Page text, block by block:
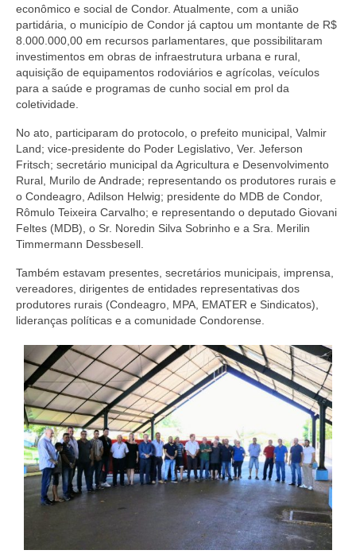
econômico e social de Condor. Atualmente, com a união
partidária, o município de Condor já captou um montante de R$
8.000.000,00 em recursos parlamentares, que possibilitaram
investimentos em obras de infraestrutura urbana e rural,
aquisição de equipamentos rodoviários e agrícolas, veículos
para a saúde e programas de cunho social em prol da
coletividade.
No ato, participaram do protocolo, o prefeito municipal, Valmir
Land; vice-presidente do Poder Legislativo, Ver. Jeferson
Fritsch; secretário municipal da Agricultura e Desenvolvimento
Rural, Murilo de Andrade; representando os produtores rurais e
o Condeagro, Adilson Helwig; presidente do MDB de Condor,
Rômulo Teixeira Carvalho; e representando o deputado Giovani
Feltes (MDB), o Sr. Noredin Silva Sobrinho e a Sra. Merilin
Timmermann Dessbesell.
Também estavam presentes, secretários municipais, imprensa,
vereadores, dirigentes de entidades representativas dos
produtores rurais (Condeagro, MPA, EMATER e Sindicatos),
lideranças políticas e a comunidade Condorense.